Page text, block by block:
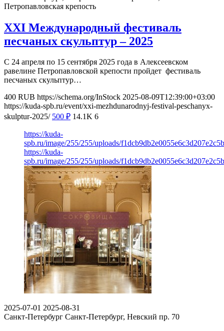
Петропавловская крепость
XXI Международный фестиваль
песчаных скульптур – 2025
С 24 апреля по 15 сентября 2025 года в Алексеевском
равелине Петропавловской крепости пройдет фестиваль
песчаных скульптур…
400 RUB https://schema.org/InStock 2025-08-09T12:39:00+03:00
https://kuda-spb.ru/event/xxi-mezhdunarodnyj-festival-peschanyx-
skulptur-2025/ 500 ₽ 14.1K 6
https://kuda-
spb.ru/image/255/255/uploads/
https://kuda-
spb.ru/image/255/255/uploads/
2025-07-01 2025-08-31
Санкт-Петербург Санкт-Петербург, Невский пр. 70